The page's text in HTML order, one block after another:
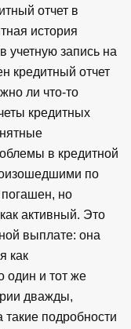
отчет в
история
учетную запись на
кредитный отчет
ли что-то
кредитных
в кредитной
по
но
активный. Это
выплате: она
как
один и тот же
дважды,
подробности